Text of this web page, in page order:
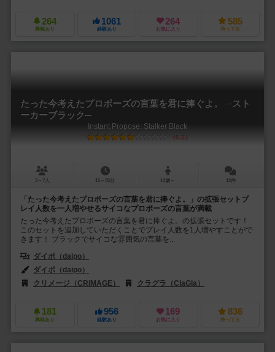
264
興味あり
1061
経験あり
264
お気に入り
585
持ってる
たった今考えたプロポーズの言葉を君に捧ぐよ。 ─スト
ーカーブラック─
Instant Propose: Stalker Black
6.3
3～7人 15～35分 13歳～ 12件
「たった今考えたプロポーズの言葉を君に捧ぐよ。」の拡張セットプ
レイ人数を一人増やせるサイコなプロポーズの言葉が満載
たった今考えたプロポーズの言葉を君に捧ぐよ。の拡張セットです！
このセットを追加していただくことでプレイ人数を1人増やすことがで
きます！ ブラックでサイコな雰囲気の言葉を...
ダイポ（daipo）
ダイポ（daipo）
クリメージ（CRIMAGE）
クラグラ（ClaGla）
181
興味あり
956
経験あり
169
お気に入り
836
持ってる